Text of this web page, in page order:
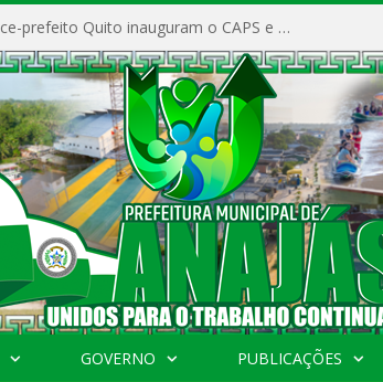
Prefeito Vivaldo Mendes e vice-prefeito Quito inauguram o CAPS e fortalecem a saúde pública em Anajás.
GOVERNO PUBLICAÇÕES